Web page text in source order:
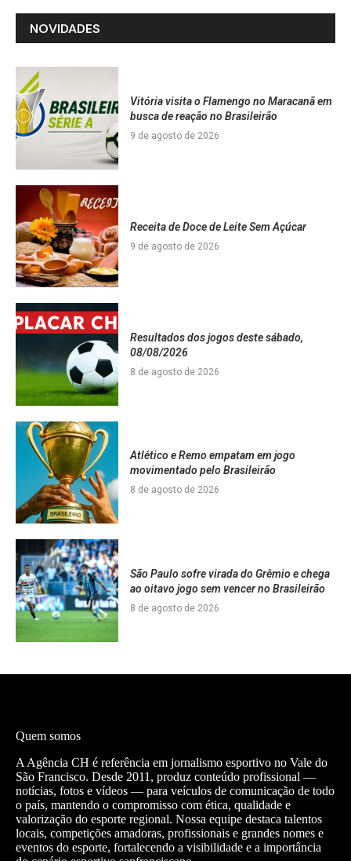
NOVIDADES
Vitória visita o Flamengo no Maracanã em
busca de reação no Brasileirão
9 de agosto de 2026
Receita de Doce de Leite Sem Açúcar
9 de agosto de 2026
Resultados dos jogos deste sábado,
08/08/2026
8 de agosto de 2026
Atlético e Remo empatam em jogo
movimentado pelo Brasileirão
8 de agosto de 2026
São Paulo sofre virada do Grêmio e chega
ao oitavo jogo sem vencer no Brasileirão
8 de agosto de 2026
Quem somos
A Agência CH é referência em jornalismo esportivo no Vale do
São Francisco. Desde 2011, produz conteúdo profissional —
notícias, fotos e vídeos — para veículos de comunicação de todo
o país, mantendo o compromisso com ética, qualidade e
valorização do esporte regional. Nossa equipe destaca talentos
locais, competições amadoras, profissionais e grandes nomes e
eventos do esporte, fortalecendo a visibilidade e a importância